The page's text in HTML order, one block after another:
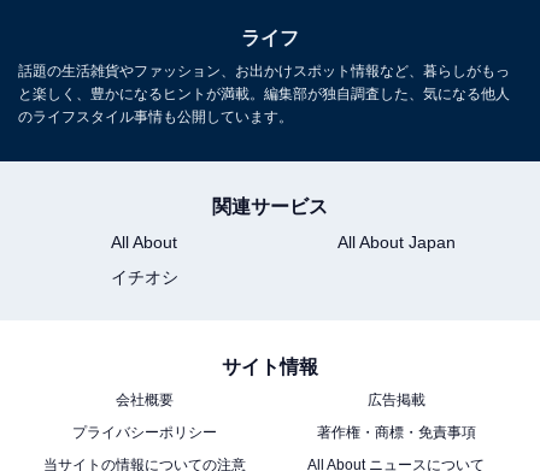
竹ざるを洗うのにおすすめ
ライフ
話題の生活雑貨やファッション、お出かけスポット情報など、暮らしがもっ
と楽しく、豊かになるヒントが満載。編集部が独自調査した、気になる他人
のライフスタイル事情も公開しています。
関連サービス
All About
All About Japan
イチオシ
サイト情報
会社概要
広告掲載
プライバシーポリシー
著作権・商標・免責事項
当サイトの情報についての注意
All About ニュースについて